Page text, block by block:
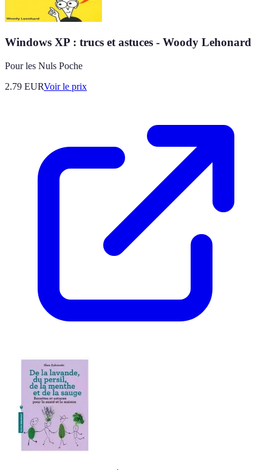
Windows XP : trucs et astuces - Woody Lehonard
Pour les Nuls Poche
2.79 EURVoir le prix